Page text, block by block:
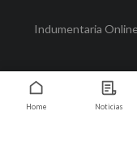
Indumentaria
Home Noticias